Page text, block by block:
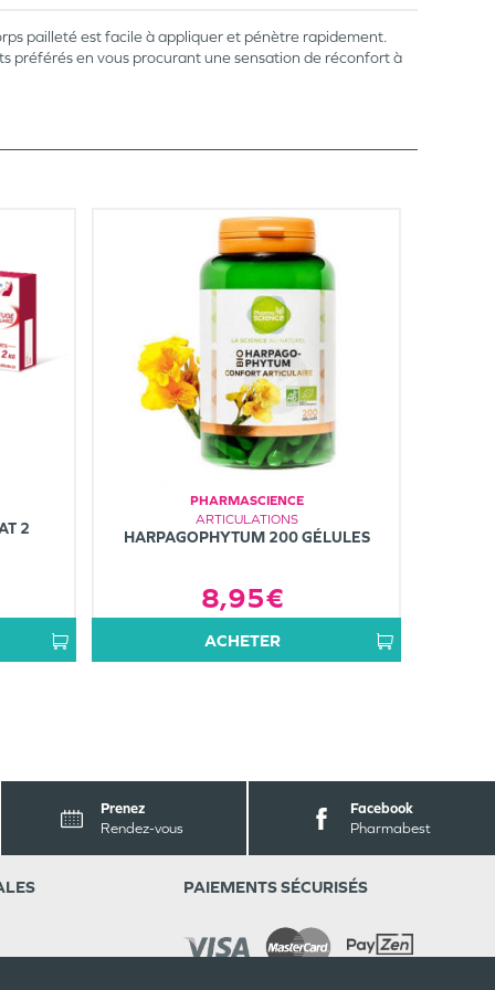
pailleté est facile à appliquer et pénètre rapidement.
préférés en vous procurant une sensation de réconfort à
2
PHARMASCIENCE
ARTICULATIONS
HARPAGOPHYTUM 200 GÉLULES
8,95€
ACHETER
Prenez
Rendez-vous
Facebook
Pharmabest
PAIEMENTS SÉCURISÉS